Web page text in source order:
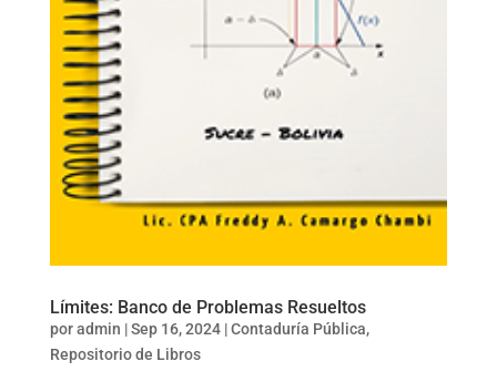
Límites: Banco de Problemas Resueltos
poradmin |Sep 16, 2024|Contaduría Pública,
Repositorio de Libros